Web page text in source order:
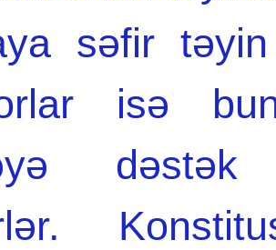
səfir
isə
dəstək